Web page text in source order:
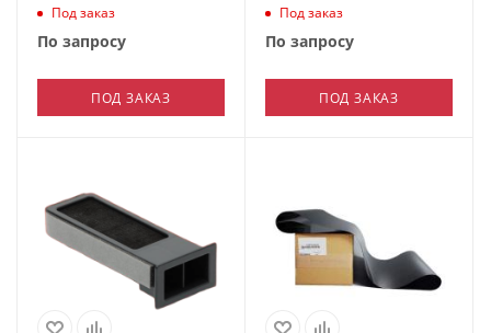
Под заказ
По запросу
ПОД ЗАКАЗ
Под заказ
По запросу
ПОД ЗАКАЗ